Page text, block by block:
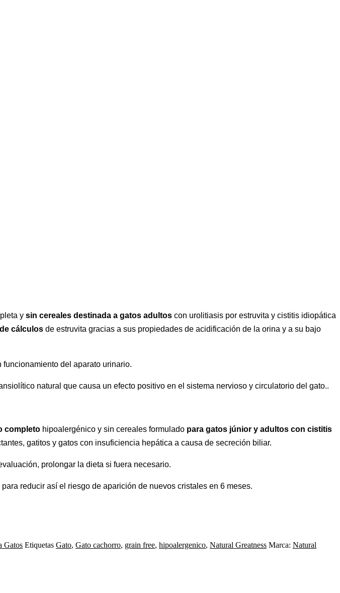
y sin cereales destinada a gatos adultos con urolitiasis por estruvita y cistitis idiopática
cálculos de estruvita gracias a sus propiedades de acidificación de la orina y a su bajo
del aparato urinario.
natural que causa un efecto positivo en el sistema nervioso y circulatorio del gato..
completo hipoalergénico y sin cereales formulado para gatos júnior y adultos con cistitis
gatitos y gatos con insuficiencia hepática a causa de secreción biliar.
prolongar la dieta si fuera necesario.
reducir así el riesgo de aparición de nuevos cristales en 6 meses.
Gatos Etiquetas Gato, Gato cachorro, grain free, hipoalergenico, Natural Greatness Marca: Natural